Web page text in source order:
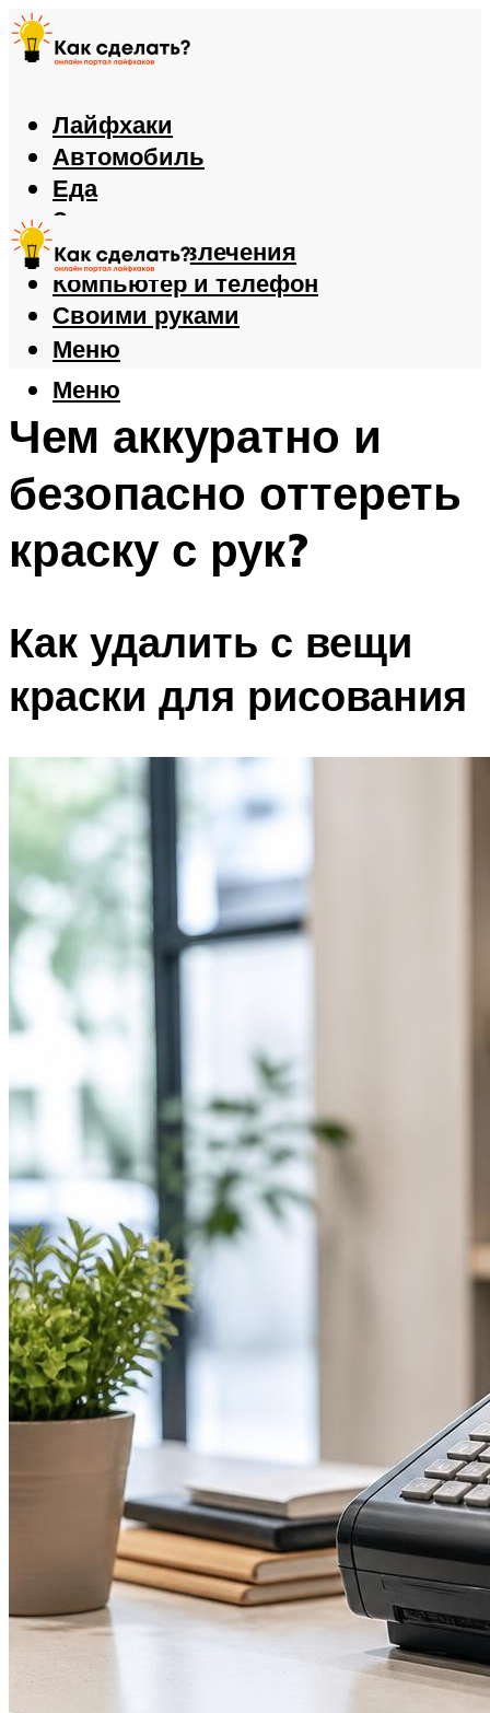
Лайфхаки
Автомобиль
Еда
Здоровье
Игры и развлечения
Компьютер и телефон
Своими руками
Меню
Меню
Чем аккуратно и
безопасно оттереть
краску с рук?
Как удалить с вещи
краски для рисования